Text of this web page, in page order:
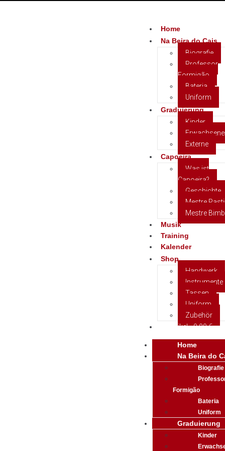
Home
Na Beira do Cais
Biografie
Professor
Formigão
Bateria
Uniform
Graduierung
Kinder
Externe
Capoeira
Was ist
Capoeira?
Geschichte
Mestre
Mestre
Musik
Training
Kalender
Shop
Handwerk
Instrumente
Tassen
Uniform
Zubehör
0 Artikel
0,00 €
Home
Na Beira do
Biografie
Formigão
Bateria
Uniform
Graduierung
Kinder